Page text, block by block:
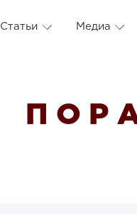
Статьи Медиа
П О Р